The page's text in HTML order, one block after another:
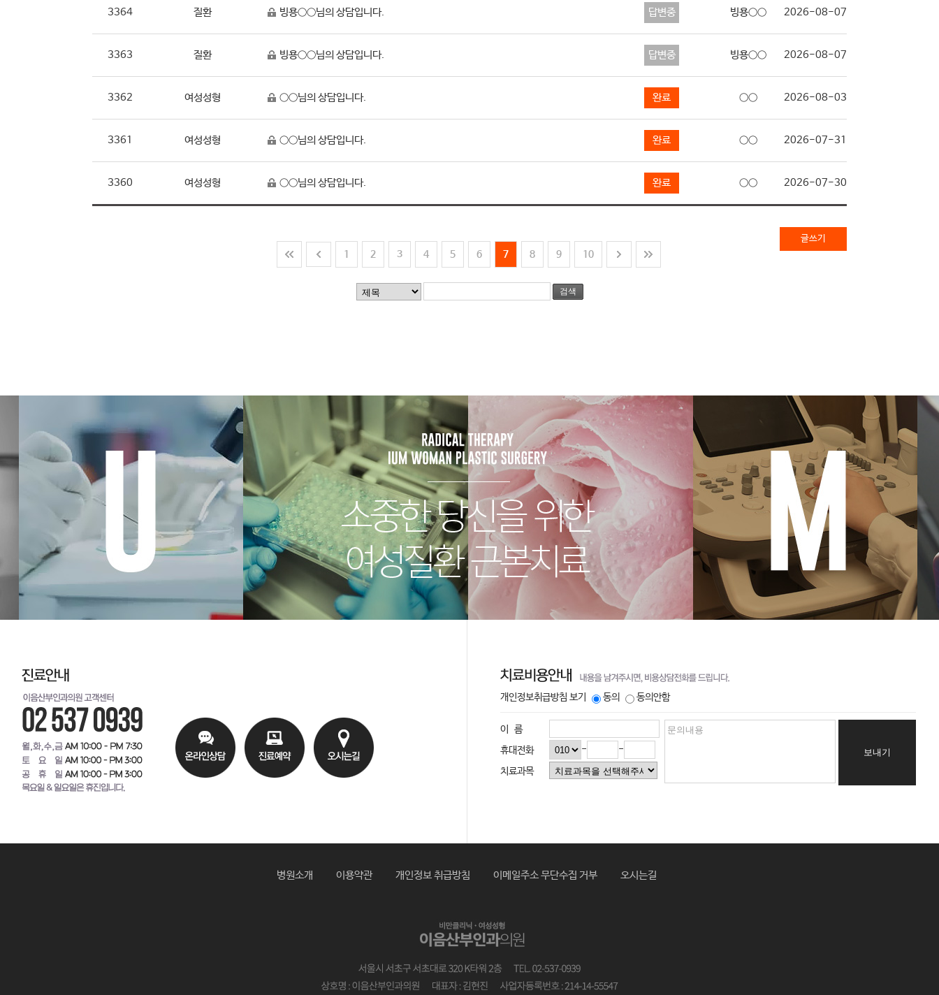
3364 질환 빙용○○님의 상담입니다. 답변중 빙용○○ 2026-08-07
3363 질환 빙용○○님의 상담입니다. 답변중 빙용○○ 2026-08-07
3362 여성성형 ○○님의 상담입니다. 완료 ○○ 2026-08-03
3361 여성성형 ○○님의 상담입니다. 완료 ○○ 2026-07-31
3360 여성성형 ○○님의 상담입니다. 완료 ○○ 2026-07-30
글쓰기
1 2 3 4 5 6 7 8 9 10
검색
이 름
휴대전화
-
-
치료과목
보내기
개인정보취급방침 보기 동의 동의안함
병원소개 이용약관 개인정보 취급방침 이메일주소 무단수집 거부 오시는길